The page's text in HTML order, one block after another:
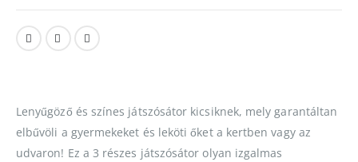
Lenyűgöző és színes játszósátor kicsiknek, mely garantáltan
elbűvöli a gyermekeket és leköti őket a kertben vagy az
udvaron! Ez a 3 részes játszósátor olyan izgalmas